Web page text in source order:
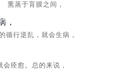
熏蒸于肓膜之间，
，
循行逆乱，就会生病，
会痊愈。总的来说，